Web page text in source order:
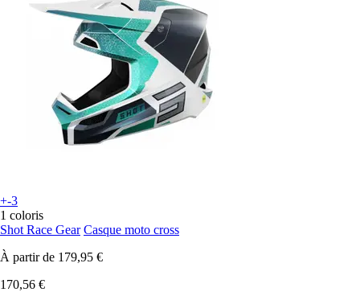
+-3
1 coloris
Shot Race Gear Casque moto cross
À partir de 179,95 €
170,56 €